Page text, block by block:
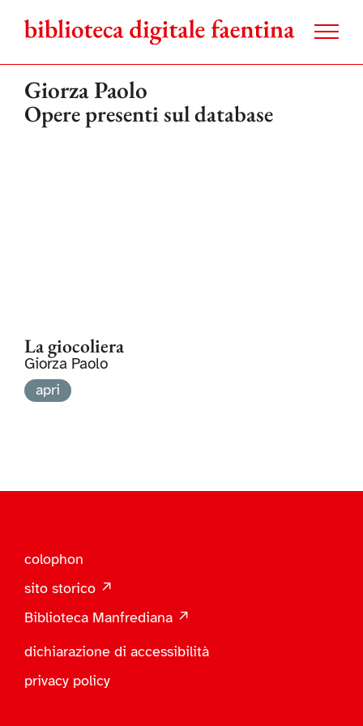
contenuto
Giorza Paolo
Opere presenti sul database
La giocoliera
Giorza Paolo
apri
colophon
sito storico ↗
Biblioteca Manfrediana ↗
dichiarazione di accessibilità
privacy policy